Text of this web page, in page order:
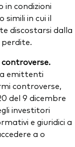
condizioni
in cui il
discostarsi dalla
emittenti
controverse,
del 9 dicembre
investitori
e giuridici a
a o